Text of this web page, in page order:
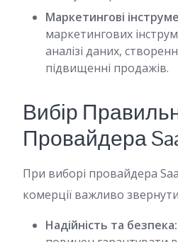
Маркетингові
маркетингових
аналізі даних,
підвищенні продажів.
Вибір
Провайдера
При виборі провайдера
комерції важливо
Надійність та безпека: